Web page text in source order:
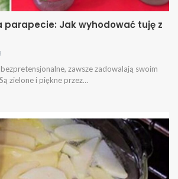
parapecie: Jak wyhodować tuję z
zawsze zadowalają swoim
zielone i piękne przez…